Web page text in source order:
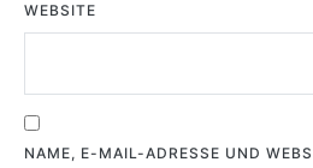
WEBSITE
NAME, E-MAIL-ADRESSE UND